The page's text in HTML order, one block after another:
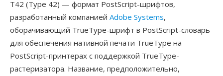
T42 (Type 42) — формат PostScript-шрифтов,
разработанный компанией Adobe Systems,
оборачивающий TrueType-шрифт в PostScript-словарь
для обеспечения нативной печати TrueType на
PostScript-принтерах с поддержкой TrueType-
растеризатора. Название, предположительно,